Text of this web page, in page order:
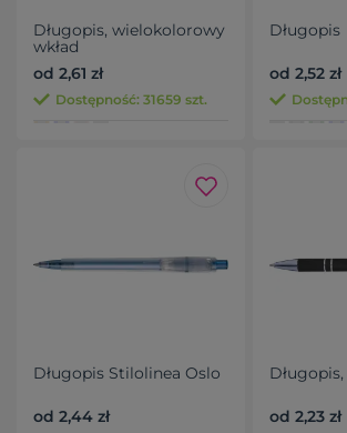
Długopis, wielokolorowy
wkład
od 2,61 zł
Dostępność: 31659 szt.
Długopis
od 2,52 zł
Długopis Stilolinea Oslo
od 2,44 zł od 2,23 zł